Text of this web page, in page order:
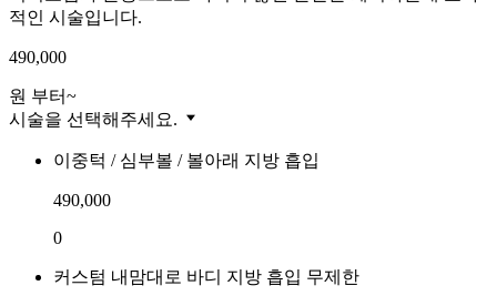
적인 시술입니다.
490,000
원 부터~
시술을 선택해주세요.
이중턱 / 심부볼 / 볼아래 지방 흡입
490,000
0
커스텀 내맘대로 바디 지방 흡입 무제한